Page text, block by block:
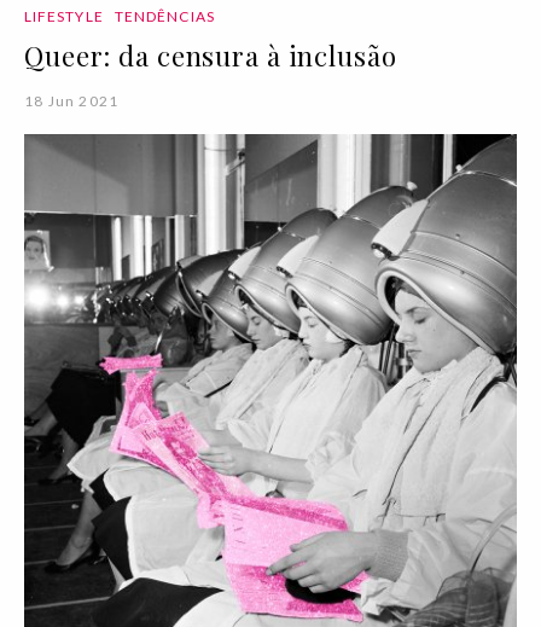
LIFESTYLE TENDÊNCIAS
Queer: da censura à inclusão
18 Jun 2021